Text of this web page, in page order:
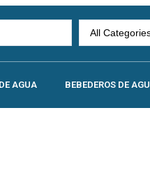
AGUA BEBEDEROS DE